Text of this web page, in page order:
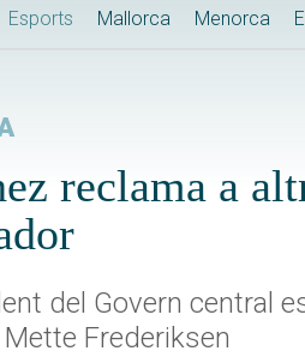
Esports Mallorca Menorca
reclama a
del Govern central
Frederiksen